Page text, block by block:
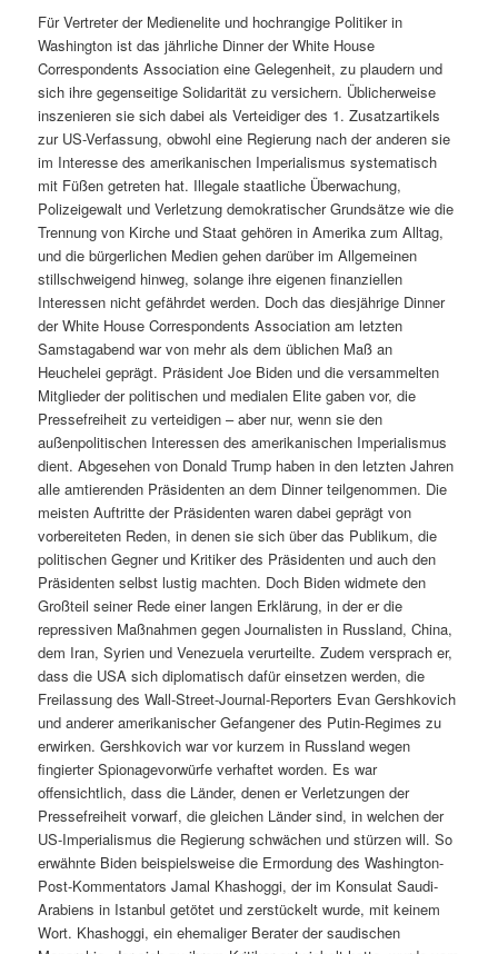
Für Vertreter der Medienelite und hochrangige Politiker in
Washington ist das jährliche Dinner der White House
Correspondents Association eine Gelegenheit, zu plaudern und
sich ihre gegenseitige Solidarität zu versichern. Üblicherweise
inszenieren sie sich dabei als Verteidiger des 1. Zusatzartikels
zur US-Verfassung, obwohl eine Regierung nach der anderen sie
im Interesse des amerikanischen Imperialismus systematisch
mit Füßen getreten hat. Illegale staatliche Überwachung,
Polizeigewalt und Verletzung demokratischer Grundsätze wie die
Trennung von Kirche und Staat gehören in Amerika zum Alltag,
und die bürgerlichen Medien gehen darüber im Allgemeinen
stillschweigend hinweg, solange ihre eigenen finanziellen
Interessen nicht gefährdet werden. Doch das diesjährige Dinner
der White House Correspondents Association am letzten
Samstagabend war von mehr als dem üblichen Maß an
Heuchelei geprägt. Präsident Joe Biden und die versammelten
Mitglieder der politischen und medialen Elite gaben vor, die
Pressefreiheit zu verteidigen – aber nur, wenn sie den
außenpolitischen Interessen des amerikanischen Imperialismus
dient. Abgesehen von Donald Trump haben in den letzten Jahren
alle amtierenden Präsidenten an dem Dinner teilgenommen. Die
meisten Auftritte der Präsidenten waren dabei geprägt von
vorbereiteten Reden, in denen sie sich über das Publikum, die
politischen Gegner und Kritiker des Präsidenten und auch den
Präsidenten selbst lustig machten. Doch Biden widmete den
Großteil seiner Rede einer langen Erklärung, in der er die
repressiven Maßnahmen gegen Journalisten in Russland, China,
dem Iran, Syrien und Venezuela verurteilte. Zudem versprach er,
dass die USA sich diplomatisch dafür einsetzen werden, die
Freilassung des Wall-Street-Journal-Reporters Evan Gershkovich
und anderer amerikanischer Gefangener des Putin-Regimes zu
erwirken. Gershkovich war vor kurzem in Russland wegen
fingierter Spionagevorwürfe verhaftet worden. Es war
offensichtlich, dass die Länder, denen er Verletzungen der
Pressefreiheit vorwarf, die gleichen Länder sind, in welchen der
US-Imperialismus die Regierung schwächen und stürzen will. So
erwähnte Biden beispielsweise die Ermordung des Washington-
Post-Kommentators Jamal Khashoggi, der im Konsulat Saudi-
Arabiens in Istanbul getötet und zerstückelt wurde, mit keinem
Wort. Khashoggi, ein ehemaliger Berater der saudischen